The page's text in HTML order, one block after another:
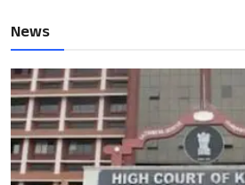
News